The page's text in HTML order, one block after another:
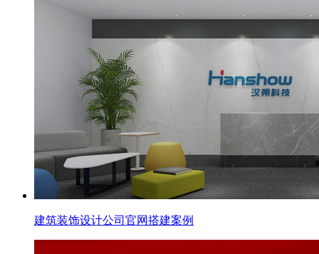
建筑装饰设计公司官网搭建案例